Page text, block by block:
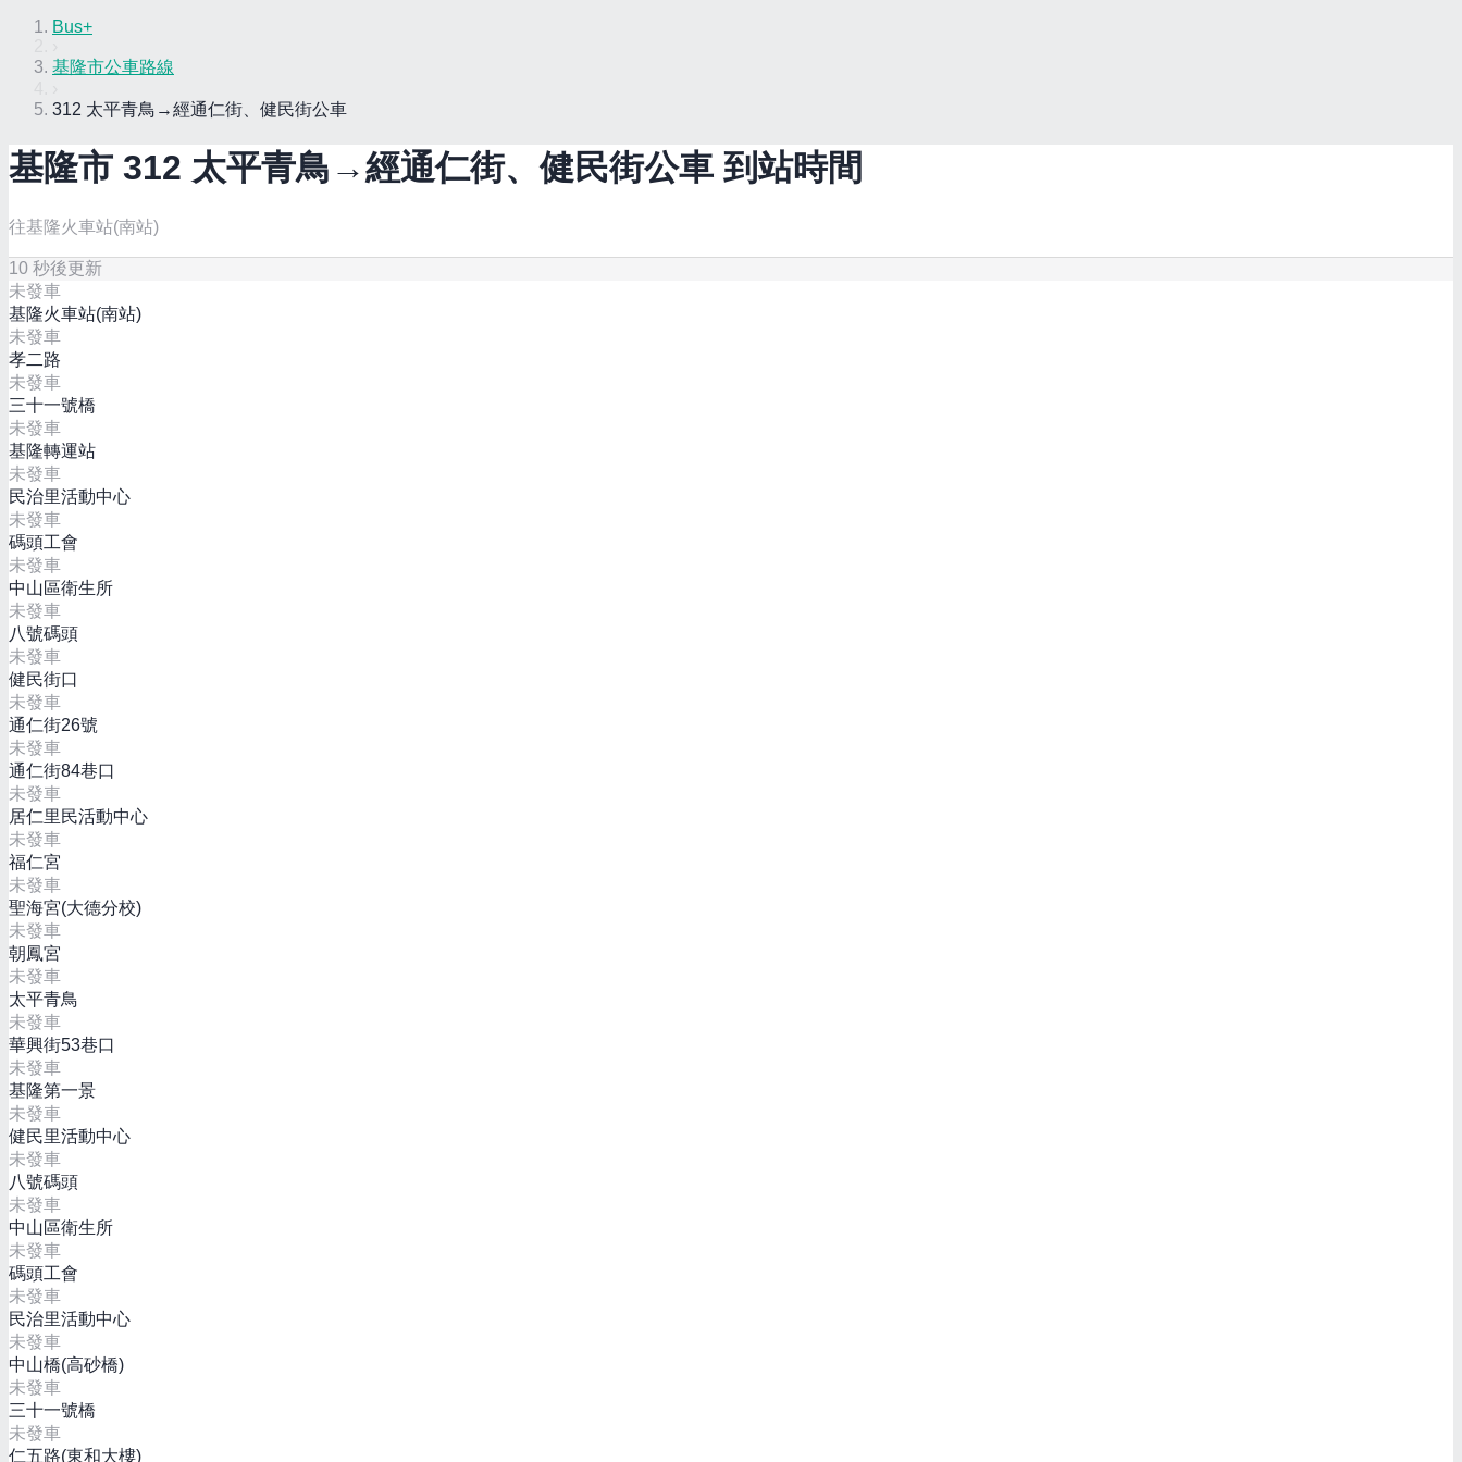
Bus+
基隆市公車路線
312 太平青鳥→經通仁街、健民街公車
基隆市 312 太平青鳥→經通仁街、健民街公車 到站時間
往基隆火車站(南站)
10 秒後更新
未發車
基隆火車站(南站)
未發車
孝二路
未發車
三十一號橋
未發車
基隆轉運站
未發車
民治里活動中心
未發車
碼頭工會
未發車
中山區衛生所
未發車
八號碼頭
未發車
健民街口
未發車
通仁街26號
未發車
通仁街84巷口
未發車
居仁里民活動中心
未發車
福仁宮
未發車
聖海宮(大德分校)
未發車
朝鳳宮
未發車
太平青鳥
未發車
華興街53巷口
未發車
基隆第一景
未發車
健民里活動中心
未發車
八號碼頭
未發車
中山區衛生所
未發車
碼頭工會
未發車
民治里活動中心
未發車
中山橋(高砂橋)
未發車
三十一號橋
未發車
仁五路(東和大樓)